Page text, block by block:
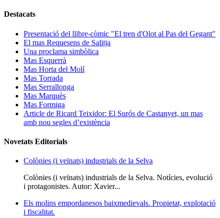
Destacats
Presentació del llibre-còmic "El tren d'Olot al Pas del Gegant"
El mas Requesens de Salitja
Una proclama simbòlica
Mas Esquerrà
Mas Horta del Molí
Mas Torrada
Mas Serrallonga
Mas Marquès
Mas Formiga
Article de Ricard Teixidor: El Surós de Castanyet, un mas
amb nou segles d’existència
Novetats Editorials
Colònies (i veïnats) industrials de la Selva
Colònies (i veïnats) industrials de la Selva. Notícies, evolució
i protagonistes. Autor: Xavier...
Els molins empordanesos baixmedievals. Propietat, explotació
i fiscalitat.